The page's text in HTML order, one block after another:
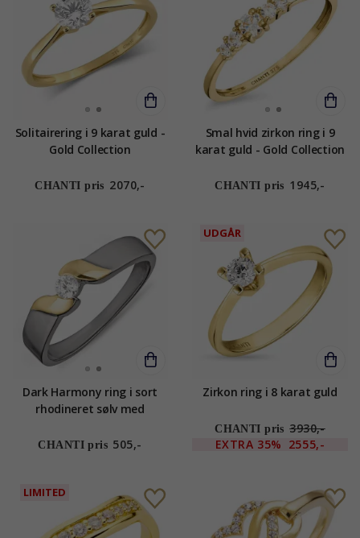
Solitairering i 9 karat guld -
Gold Collection
CHANTI pris 2070,-
Smal hvid zirkon ring i 9
karat guld - Gold Collection
CHANTI pris 1945,-
Dark Harmony ring i sort
rhodineret sølv med
CHANTI pris 505,-
UDGÅR
Zirkon ring i 8 karat guld
CHANTI pris 3930,-
EXTRA 35% 2555,-
LIMITED